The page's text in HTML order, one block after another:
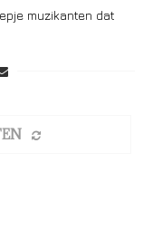
muzikanten dat